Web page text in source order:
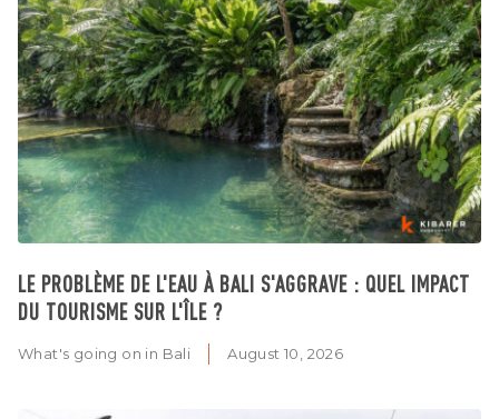
LE PROBLÈME DE L'EAU À BALI S'AGGRAVE : QUEL IMPACT
DU TOURISME SUR L'ÎLE ?
What's going on in Bali August 10, 2026